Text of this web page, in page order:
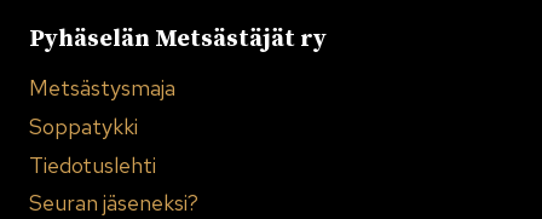
Pyhäselän Metsästäjät ry
Metsästysmaja
Soppatykki
Tiedotuslehti
Seuran jäseneksi?